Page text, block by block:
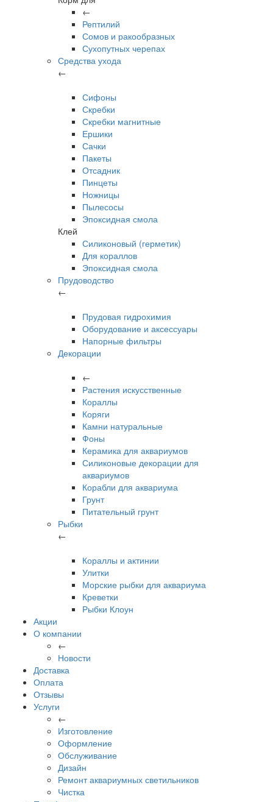
←
Рептилий
Сомов и ракообразных
Сухопутных черепах
Средства ухода
←
Сифоны
Скребки
Скребки магнитные
Ершики
Сачки
Пакеты
Отсадник
Пинцеты
Ножницы
Пылесосы
Эпоксидная смола
Клей
Силиконовый (герметик)
Для кораллов
Эпоксидная смола
Прудоводство
←
Прудовая гидрохимия
Оборудование и аксессуары
Напорные фильтры
Декорации
←
Растения искусственные
Кораллы
Коряги
Камни натуральные
Фоны
Керамика для аквариумов
Силиконовые декорации для
аквариумов
Корабли для аквариума
Грунт
Питательный грунт
Рыбки
←
Кораллы и актинии
Улитки
Морские рыбки для аквариума
Креветки
Рыбки Клоун
Акции
О компании
←
Новости
Доставка
Оплата
Отзывы
Услуги
←
Изготовление
Оформление
Обслуживание
Дизайн
Ремонт аквариумных светильников
Чистка